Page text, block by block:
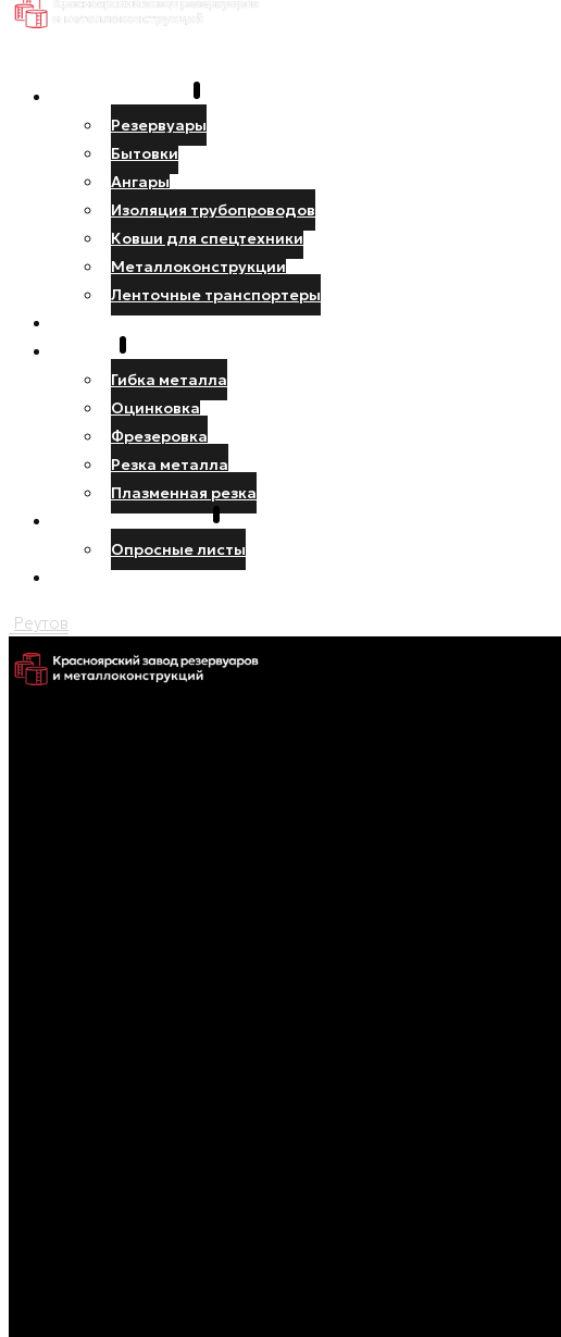
Резервуары
Бытовки
Ангары
Изоляция трубопроводов
Ковши для спецтехники
Металлоконструкции
Ленточные транспортеры
Гибка металла
Оцинковка
Фрезеровка
Резка металла
Плазменная резка
Опросные листы
Реутов